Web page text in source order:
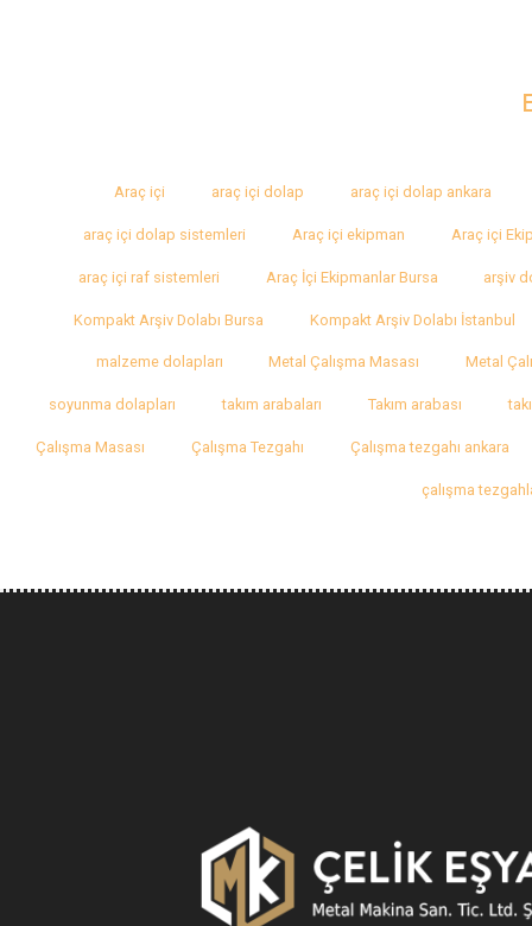
Araç içi araç içi dolap araç içi dolap ankara
araç içi dolap sistemleri Araç içi ekipman Araç içi
araç içi raf sistemleri Araç İçi Ekipmanlar Bursa arşiv
Kompakt Arşiv Dolabı Bursa Kompakt Arşiv Dolabı İstanbul
malzeme dolapları Metal Çalışma Masası Metal
soyunma dolapları takım arabaları Takım arabası
Çalışma Masası Çalışma Tezgahı Çalışma tezgahı ankara
çalışma